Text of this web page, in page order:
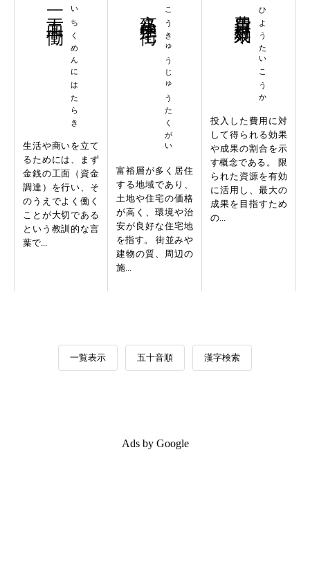
いちくめんにはたらき
一工面二働
生活や商いを立て
るためには、まず
金銭の工面（資金
調達）を行い、そ
のうえでよく働く
ことが大切である
という教訓的な言
葉で...
こうきゅうじゅうたくがい
富裕層が多く居住
する地域であり、
土地や住宅の価格
が高く、環境や治
安が良好な住宅地
を指す。 街並みや
建物の質、周辺の
施...
ひようたいこうか
投入した費用に対
して得られる効果
や成果の割合を示
す概念である。 限
られた資源を有効
に活用し、最大の
成果を目指すため
の...
一覧表示 五十音順 漢字検索
Ads by Google